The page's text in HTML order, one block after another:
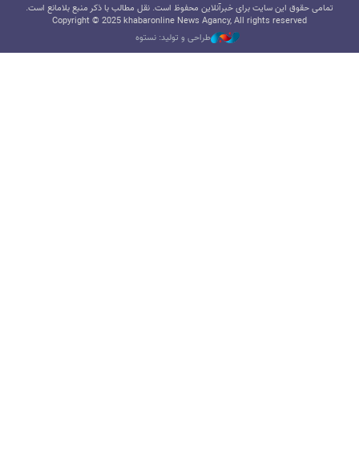
تمامی حقوق این سایت برای خبرآنلاین محفوظ است. نقل مطالب با ذکر منبع بلامانع است.
Copyright © 2025 khabaronline News Agancy, All rights reserved
طراحی و تولید: نستوه